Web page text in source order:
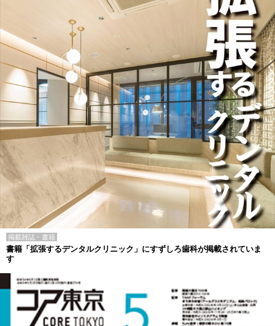
掲載雑誌・書籍
書籍「拡張するデンタルクリニック」にすずしろ歯科が掲載されていま
す